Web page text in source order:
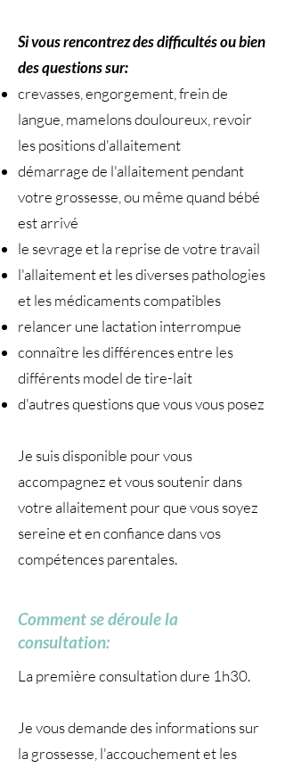
Si vous rencontrez des difficultés ou bien
des questions sur:
crevasses, engorgement, frein de
langue, mamelons douloureux, revoir
les positions d'allaitement
démarrage de l'allaitement pendant
votre grossesse, ou même quand bébé
est arrivé
le sevrage et la reprise de votre travail
l'allaitement et les diverses pathologies
et les médicaments compatibles
relancer une lactation interrompue
connaître les différences entre les
différents model de tire-lait
d'autres questions que vous vous posez
Je suis disponible pour vous
accompagnez et vous soutenir dans
votre allaitement pour que vous soyez
sereine et en confiance dans vos
compétences parentales.
Comment se déroule la
consultation:
La première consultation dure 1h30.
Je vous demande des informations sur
la grossesse, l'accouchement et les